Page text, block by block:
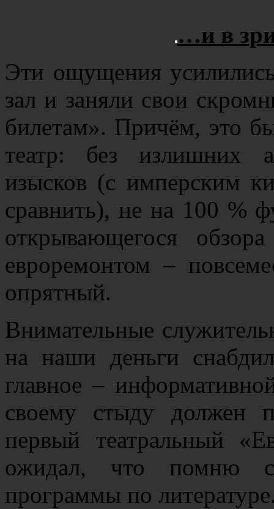
…и в
Эти ощущения
зал и заняли свои
билетам». Причём, это
театр: без излишних
изысков (с имперским
сравнить), не на 100 %
открывающегося
евроремонтом –
опрятный.
Внимательные
на наши деньги
главное –
своему стыду должен
первый театральный
ожидал, что помню
программы по